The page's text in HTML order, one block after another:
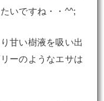
いですね・・^^;
甘い樹液を吸い出
ーのようなエサは